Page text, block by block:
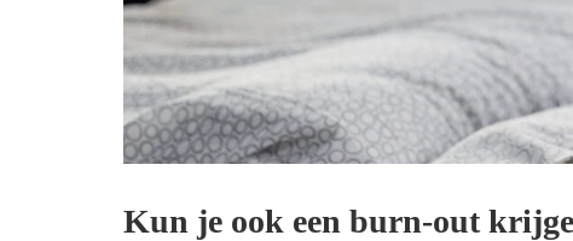
Kun je ook een burn-out